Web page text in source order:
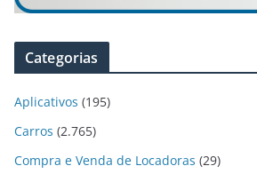
Categorias
Aplicativos (195)
Carros (2.765)
Compra e Venda de Locadoras (29)